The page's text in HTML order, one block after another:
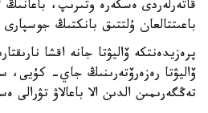
قاتەرلەردى ەسكەرە وتىرىپ، باعانىڭ
باعىتتالعان ۇلتتىق بانكتىڭ
پرەزيدەنتكە ۆاليۋتا جانە اقشا
ۆاليۋتا رەزەرۆتەرىنىڭ جاي- كۇيى،
تەڭگەرىمىن الدىن الا باعالاۋ تۋرالى